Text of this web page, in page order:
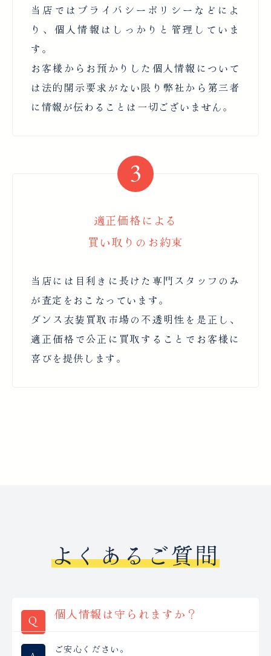
当店ではプライバシーポリシーなどによ
り、個人情報はしっかりと管理していま
す。
お客様からお預かりした個人情報について
は法的開示要求がない限り弊社から第三者
に情報が伝わることは一切ございません。
適正価格による
買い取りのお約束
当店には目利きに長けた専門スタッフのみ
が査定をおこなっています。
ダンス衣装買取市場の不透明性を是正し、
適正価格で公正に買取することでお客様に
喜びを提供します。
よくあるご質問
個人情報は守られますか？
ご安心ください。